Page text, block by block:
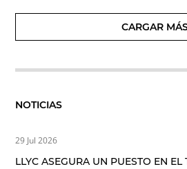
CARGAR
NOTICIAS
29 Jul 2026
LLYC ASEGURA UN PUESTO EN EL